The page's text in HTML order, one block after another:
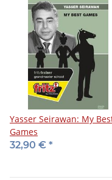
Yasser Seirawan: My
Games
32,90 € *